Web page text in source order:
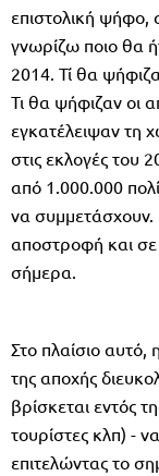
επιστολική ψήφο,
γνωρίζω ποιο θα
2014. Τί θα
Τι θα ψήφιζαν οι
εγκατέλειψαν τη
στις εκλογές του
από 1.000.000
να
αποστροφή και σε
σήμερα.
Στο πλαίσιο αυτό,
της αποχής
βρίσκεται εντός
τουρίστες κλπ) -
επιτελώντας το